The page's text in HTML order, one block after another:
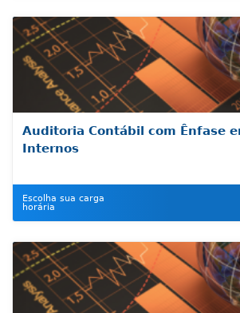
Auditoria Contábil com Ênfase
Internos
Escolha sua carga
horária